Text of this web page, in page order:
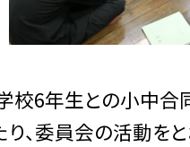
校6年生との小中
、委員会の活動を